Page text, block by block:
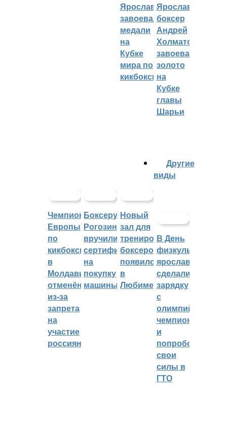
Ярославцы
завоевали
медали
на
Кубке
мира по
кикбоксингу
Ярославский
боксер
Андрей
Холматов
завоевал
золото
на
Кубке
главы
Шарьи
Чемпионат
Европы
по
кикбоксингу
в
Молдавии
отменён
из-за
запрета
на
участие
россиян
Боксеру
Рогозину
вручили
сертификат
на
покупку
машины
Новый
зал для
тренировок
боксеров
появился
в
Любиме
Другие
виды
В День
физкультурника
ярославцы
сделали
зарядку
с
олимпийским
чемпионом
и
попробовали
свои
силы в
ГТО